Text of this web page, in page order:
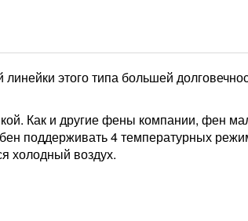
этого типа большей
Как и другие фены компании, фен
поддерживать 4 температурных
холодный воздух.